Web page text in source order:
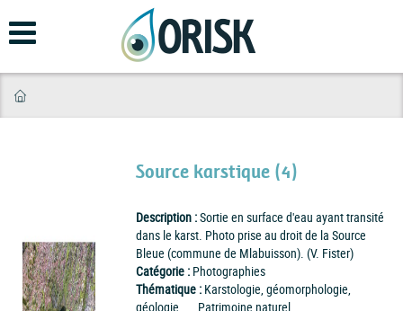
au
contenu
Source karstique (4)
Description :Sortie en surface d'eau ayant transité
dans le karst. Photo prise au droit de la Source
Bleue (commune de Mlabuisson). (V. Fister)
Catégorie : Photographies
Thématique : Karstologie, géomorphologie,
géologie... , Patrimoine naturel